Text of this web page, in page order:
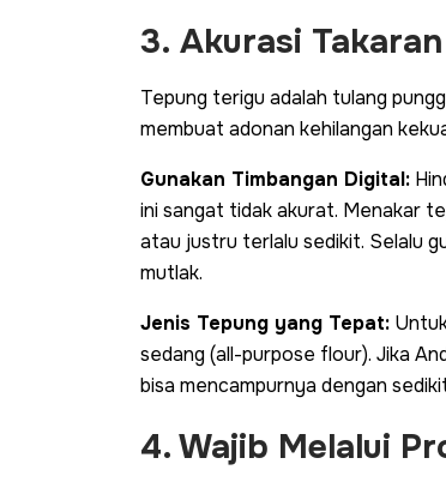
3. Akurasi
Tepung terigu adalah tulang
membuat adonan kehilangan
Gunakan Timbangan Digital:
ini sangat tidak akurat. Menakar
atau justru terlalu sedikit. Selalu
mutlak.
Jenis Tepung yang Tepat:
sedang (all-purpose flour). Jika
bisa mencampurnya dengan
4. Wajib Melalui